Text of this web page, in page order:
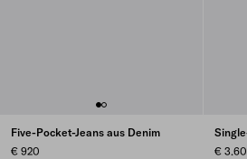
Five-Pocket-Jeans aus Denim
€ 920
€